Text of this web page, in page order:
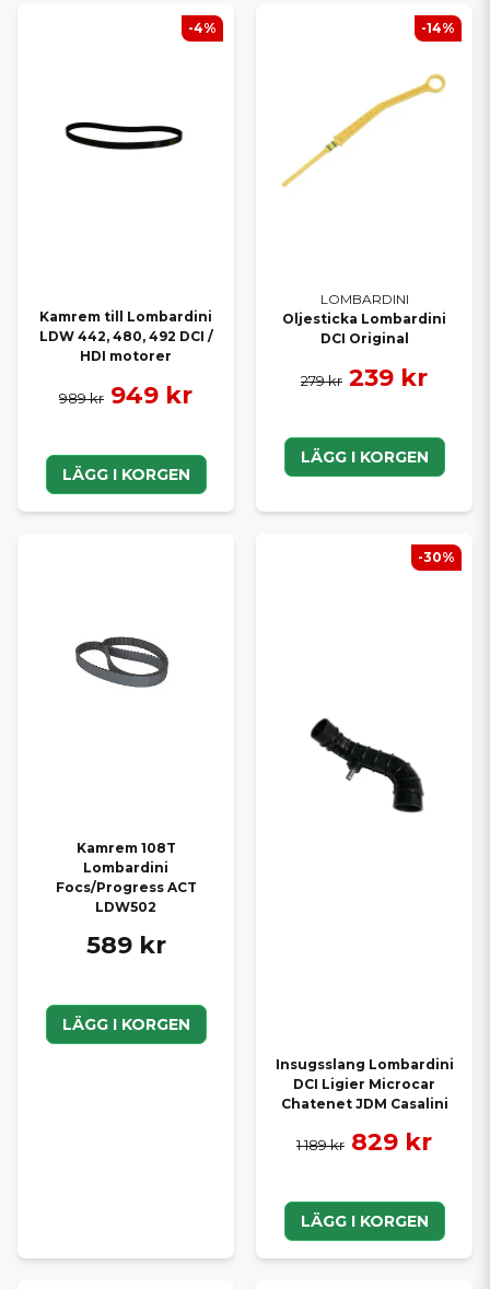
Kamrem till Lombardini
LDW 442, 480, 492 DCI /
HDI motorer
989 kr 949 kr
LÄGG I KORGEN
-4%
LOMBARDINI
Oljesticka Lombardini
DCI Original
279 kr 239 kr
LÄGG I KORGEN
-14%
Kamrem 108T
Lombardini
Focs/Progress ACT
LDW502
589 kr
LÄGG I KORGEN
Insugsslang Lombardini
DCI Ligier Microcar
Chatenet JDM Casalini
1 189 kr 829 kr
LÄGG I KORGEN
-30%